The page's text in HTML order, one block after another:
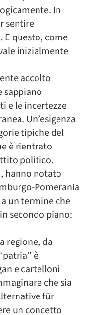
In
sentire
questo, come
inizialmente
accolto
sappiano
e le incertezze
Un’esigenza
tipiche del
è rientrato
politico.
hanno notato
Pomerania
un termine che
secondo piano:
regione, da
è
e cartelloni
che sia
für
un concetto